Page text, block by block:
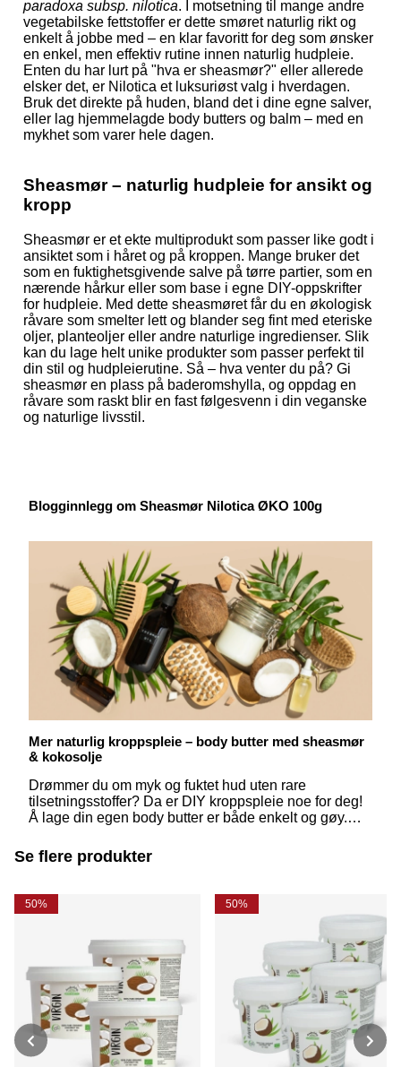
paradoxa subsp. nilotica. I motsetning til mange andre
vegetabilske fettstoffer er dette smøret naturlig rikt og
enkelt å jobbe med – en klar favoritt for deg som ønsker
en enkel, men effektiv rutine innen naturlig hudpleie.
Enten du har lurt på "hva er sheasmør?" eller allerede
elsker det, er Nilotica et luksuriøst valg i hverdagen.
Bruk det direkte på huden, bland det i dine egne salver,
eller lag hjemmelagde body butters og balm – med en
mykhet som varer hele dagen.
Sheasmør – naturlig hudpleie for ansikt og
kropp
Sheasmør er et ekte multiprodukt som passer like godt i
ansiktet som i håret og på kroppen. Mange bruker det
som en fuktighetsgivende salve på tørre partier, som en
nærende hårkur eller som base i egne DIY-oppskrifter
for hudpleie. Med dette sheasmøret får du en økologisk
råvare som smelter lett og blander seg fint med eteriske
oljer, planteoljer eller andre naturlige ingredienser. Slik
kan du lage helt unike produkter som passer perfekt til
din stil og hudpleierutine. Så – hva venter du på? Gi
sheasmør en plass på baderomshylla, og oppdag en
råvare som raskt blir en fast følgesvenn i din veganske
og naturlige livsstil.
Blogginnlegg om Sheasmør Nilotica ØKO 100g
Mer naturlig kroppspleie – body butter med sheasmør
& kokosolje
Drømmer du om myk og fuktet hud uten rare
tilsetningsstoffer? Da er DIY kroppspleie noe for deg!
Å lage din egen body butter er både enkelt og gøy.
er stjernene innen naturlig kroppspleie – og gir deg en
herlig oppskrift!
Se flere produkter
50% 50%